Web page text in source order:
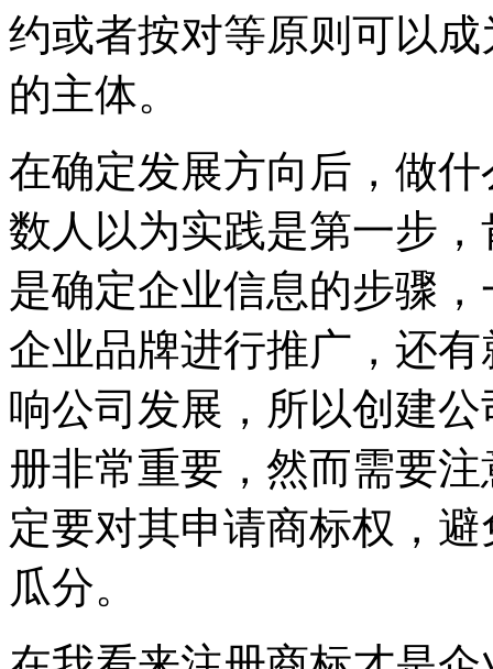
约或者按对等原则可以
的主体。
在确定发展方向后，做
数人以为实践是第一步
是确定企业信息的步骤
企业品牌进行推广，还
响公司发展，所以创建
册非常重要，然而需要
定要对其申请商标权，
瓜分。